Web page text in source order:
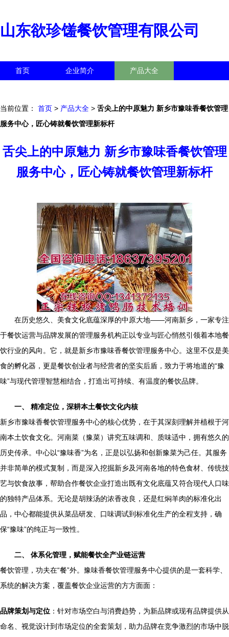
山东欲珍馐餐饮管理有限公司
首页 企业简介 产品大全
当前位置： 首页 > 产品大全 > 舌尖上的中原魅力 新乡市豫味香餐饮管理
服务中心，匠心铸就餐饮管理新标杆
舌尖上的中原魅力 新乡市豫味香餐饮管理
服务中心，匠心铸就餐饮管理新标杆
在历史悠久、美食文化底蕴深厚的中原大地——河南新乡，一家专注
于餐饮运营与品牌发展的管理服务机构正以专业与匠心悄然引领着本地餐
饮行业的风向。它，就是新乡市豫味香餐饮管理服务中心。这里不仅是美
食的孵化器，更是餐饮创业者与经营者的坚实后盾，致力于将地道的“豫
味”与现代管理智慧相结合，打造出可持续、有温度的餐饮品牌。
一、 精准定位，深耕本土餐饮文化内核
新乡市豫味香餐饮管理服务中心的核心优势，在于其深刻理解并植根于河
南本土饮食文化。河南菜（豫菜）讲究五味调和、质味适中，拥有悠久的
历史传承。中心以“豫味香”为名，正是以弘扬和创新豫菜为己任。其服务
并非简单的模式复制，而是深入挖掘新乡及河南各地的特色食材、传统技
艺与饮食故事，帮助合作餐饮企业打造出既有文化底蕴又符合现代人口味
的独特产品体系。无论是胡辣汤的浓香改良，还是红焖羊肉的标准化出
品，中心都能提供从菜品研发、口味调试到标准化生产的全程支持，确
保“豫味”的纯正与一致性。
二、 体系化管理，赋能餐饮全产业链运营
餐饮管理，功夫在“餐”外。豫味香餐饮管理服务中心提供的是一套科学、
系统的解决方案，覆盖餐饮企业运营的方方面面：
品牌策划与定位 ：针对市场空白与消费趋势，为新品牌或现有品牌提供从
命名、视觉设计到市场定位的全套策划，助力品牌在竞争激烈的市场中脱